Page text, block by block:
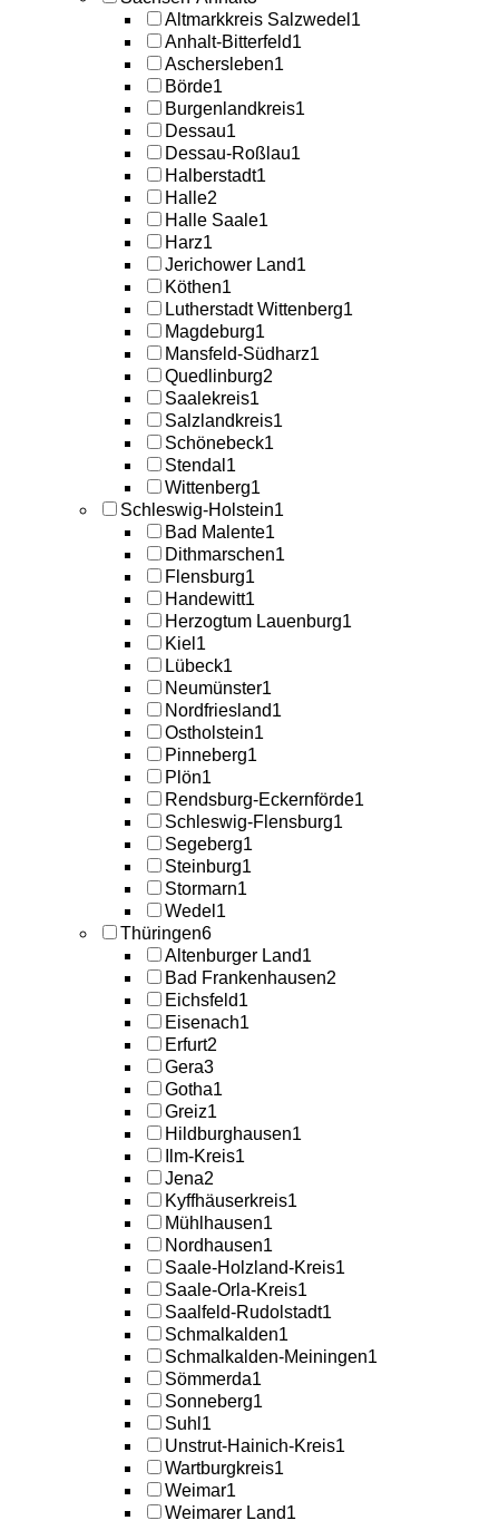
Altmarkkreis Salzwedel 1
Anhalt-Bitterfeld1
Aschersleben1
Börde1
Burgenlandkreis1
Dessau1
Dessau-Roßlau1
Halberstadt1
Halle2
Halle Saale1
Harz1
Jerichower Land1
Köthen1
Lutherstadt Wittenberg1
Magdeburg1
Mansfeld-Südharz1
Quedlinburg2
Saalekreis1
Salzlandkreis1
Schönebeck1
Stendal 1
Wittenberg1
Schleswig-Holstein1
Bad Malente1
Dithmarschen1
Flensburg1
Handewitt1
Herzogtum Lauenburg1
Kiel 1
Lübeck1
Neumünster1
Nordfriesland1
Ostholstein1
Pinneberg1
Plön1
Rendsburg-Eckernförde1
Schleswig-Flensburg1
Segeberg1
Steinburg1
Stormarn1
Wedel 1
Thüringen6
Altenburger Land1
Bad Frankenhausen2
Eichsfeld1
Eisenach1
Erfurt2
Gera3
Gotha1
Greiz1
Hildburghausen1
Ilm-Kreis1
Jena2
Kyffhäuserkreis1
Mühlhausen1
Nordhausen1
Saale-Holzland-Kreis1
Saale-Orla-Kreis1
Saalfeld-Rudolstadt1
Schmalkalden1
Schmalkalden-Meiningen1
Sömmerda1
Sonneberg1
Suhl 1
Unstrut-Hainich-Kreis1
Wartburgkreis1
Weimar1
Weimarer Land1